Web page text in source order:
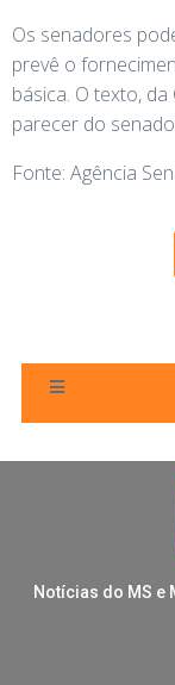
Os senadores
prevê o
básica. O texto,
parecer do
Fonte: Agência
Notícias do MS e